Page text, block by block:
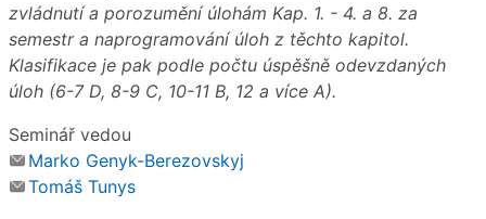
zvládnutí a porozumění úlohám Kap. 1. - 4. a 8. za
semestr a naprogramování úloh z těchto kapitol.
Klasifikace je pak podle počtu úspěšně odevzdaných
úloh (6-7 D, 8-9 C, 10-11 B, 12 a více A).
Seminář vedou
Marko Genyk-Berezovskyj
Tomáš Tunys